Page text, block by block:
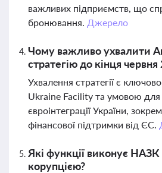
важливих підприємств, що
бронювання. Джерело
Чому важливо ухвалити
стратегію до кінця
Ухвалення стратегії є
Ukraine Facility та умовою
євроінтеграції України,
фінансової підтримки від ЄС.
Які функції виконує НАЗК
корупцією?